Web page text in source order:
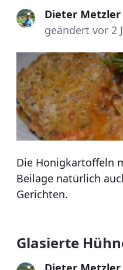
Dieter Metzler
geändert vor 2
Die Honigkartoffeln
Beilage natürlich
Gerichten.
Glasierte